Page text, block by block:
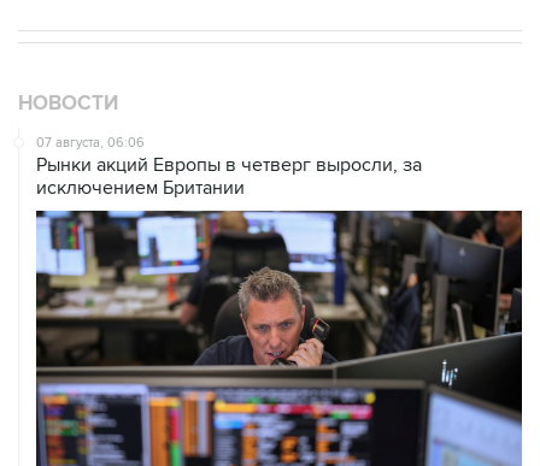
НОВОСТИ
07 августа, 06:06
Рынки акций Европы в четверг выросли, за
исключением Британии